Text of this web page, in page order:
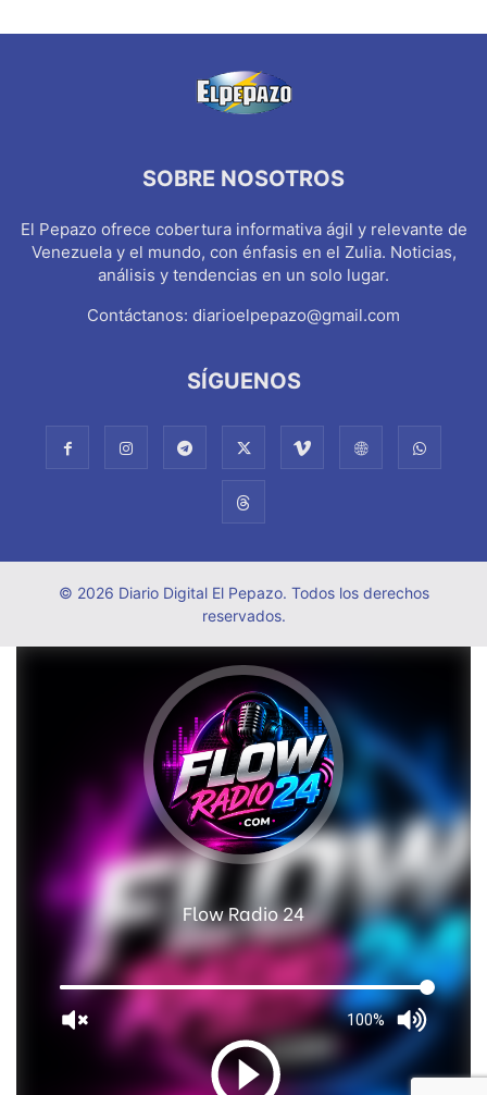
SOBRE NOSOTROS
El Pepazo ofrece cobertura informativa ágil y relevante de
Venezuela y el mundo, con énfasis en el Zulia. Noticias,
análisis y tendencias en un solo lugar.
Contáctanos: diarioelpepazo@gmail.com
SÍGUENOS
© 2026 Diario Digital El Pepazo. Todos los derechos
reservados.